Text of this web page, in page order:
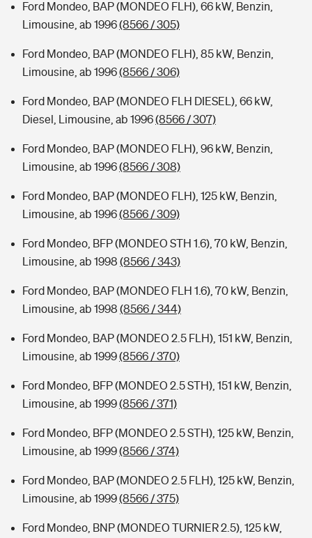
Ford Mondeo, BAP (MONDEO FLH), 66 kW, Benzin,
Limousine, ab 1996(8566 / 305)
Ford Mondeo, BAP (MONDEO FLH), 85 kW, Benzin,
Limousine, ab 1996(8566 / 306)
Ford Mondeo, BAP (MONDEO FLH DIESEL), 66 kW,
Diesel, Limousine, ab 1996(8566 / 307)
Ford Mondeo, BAP (MONDEO FLH), 96 kW, Benzin,
Limousine, ab 1996(8566 / 308)
Ford Mondeo, BAP (MONDEO FLH), 125 kW, Benzin,
Limousine, ab 1996(8566 / 309)
Ford Mondeo, BFP (MONDEO STH 1.6), 70 kW, Benzin,
Limousine, ab 1998 (8566 / 343)
Ford Mondeo, BAP (MONDEO FLH 1.6), 70 kW, Benzin,
Limousine, ab 1998 (8566 / 344)
Ford Mondeo, BAP (MONDEO 2.5 FLH), 151 kW, Benzin,
Limousine, ab 1999(8566 / 370)
Ford Mondeo, BFP (MONDEO 2.5 STH), 151 kW, Benzin,
Limousine, ab 1999(8566 / 371)
Ford Mondeo, BFP (MONDEO 2.5 STH), 125 kW, Benzin,
Limousine, ab 1999(8566 / 374)
Ford Mondeo, BAP (MONDEO 2.5 FLH), 125 kW, Benzin,
Limousine, ab 1999(8566 / 375)
Ford Mondeo, BNP (MONDEO TURNIER 2.5), 125 kW,